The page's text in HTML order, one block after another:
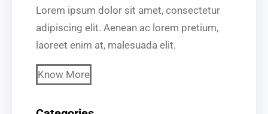
Lorem ipsum dolor sit amet, consectetur
adipiscing elit. Aenean ac lorem pretium,
laoreet enim at, malesuada elit.
Know More